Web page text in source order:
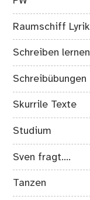
Raumschiff Lyrik
Schreiben lernen
Schreibübungen
Skurrile Texte
Studium
Sven fragt….
Tanzen